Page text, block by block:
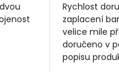
Rychlost
zaplacení
velice mile
doručeno v
popisu